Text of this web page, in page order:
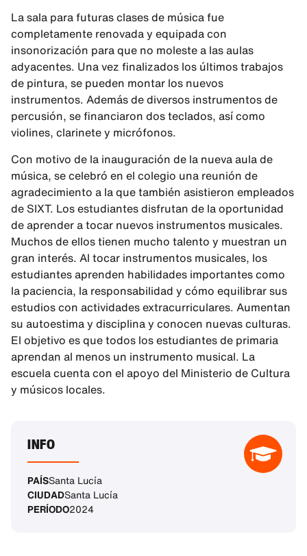
La sala para futuras clases de música fue
completamente renovada y equipada con
insonorización para que no moleste a las aulas
adyacentes. Una vez finalizados los últimos trabajos
de pintura, se pueden montar los nuevos
instrumentos. Además de diversos instrumentos de
percusión, se financiaron dos teclados, así como
violines, clarinete y micrófonos.
Con motivo de la inauguración de la nueva aula de
música, se celebró en el colegio una reunión de
agradecimiento a la que también asistieron empleados
de SIXT. Los estudiantes disfrutan de la oportunidad
de aprender a tocar nuevos instrumentos musicales.
Muchos de ellos tienen mucho talento y muestran un
gran interés. Al tocar instrumentos musicales, los
estudiantes aprenden habilidades importantes como
la paciencia, la responsabilidad y cómo equilibrar sus
estudios con actividades extracurriculares. Aumentan
su autoestima y disciplina y conocen nuevas culturas.
El objetivo es que todos los estudiantes de primaria
aprendan al menos un instrumento musical. La
escuela cuenta con el apoyo del Ministerio de Cultura
y músicos locales.
INFO
PAÍSSanta Lucía
CIUDADSanta Lucía
PERÍODO2024